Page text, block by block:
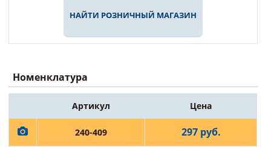
НАЙТИ РОЗНИЧНЫЙ МАГАЗИН
Номенклатура
Артикул Цена
240-409 297 руб.